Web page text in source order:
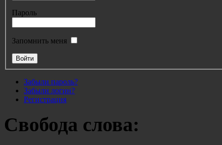
Пароль
Запомнить меня
Забыли пароль?
Забыли логин?
Регистрация
Свобода слова: